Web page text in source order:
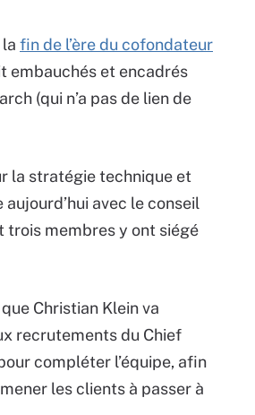
fin de l’ère du cofondateur
embauchés et encadrés
(qui n’a pas de lien de
la stratégie technique et
avec le conseil
trois membres y ont siégé
Christian Klein va
recrutements du Chief
compléter l’équipe, afin
les clients à passer à